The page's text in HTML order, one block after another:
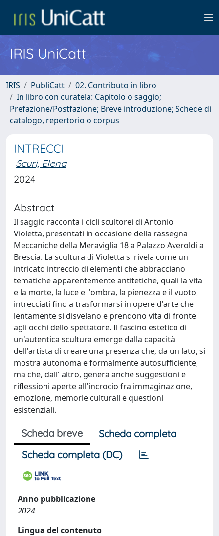
IRIS UniCatt
IRIS PubliCatt
02. Contributo in libro
In libro con curatela: Capitolo o saggio;
Prefazione/Postfazione; Breve introduzione; Schede di
catalogo, repertorio o corpus
INTRECCI
Scuri, Elena
2024
Abstract
Il saggio racconta i cicli scultorei di Antonio
Violetta, presentati in occasione della rassegna
Meccaniche della Meraviglia 18 a Palazzo Averoldi a
Brescia. La scultura di Violetta si rivela come un
intricato intreccio di elementi che abbracciano
tematiche apparentemente antitetiche, quali la vita
e la morte, la luce e l'ombra, la pienezza e il vuoto,
intrecciati fino a trasformarsi in opere d'arte che
lentamente si disvelano e prendono vita di fronte
agli occhi dello spettatore. Il fascino estetico di
un'autentica scultura emerge dalla capacità
dell'artista di creare una presenza che, da un lato, si
mostra autonoma e formalmente autosufficiente,
ma che, dall' altro, genera anche suggestioni e
riflessioni aperte all'incrocio fra immaginazione,
emozione, memorie culturali e questioni
esistenziali.
Scheda breve
Scheda completa
Scheda completa (DC)
Anno pubblicazione
2024
Lingua del contenuto